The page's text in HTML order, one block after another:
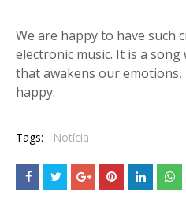
We are happy to have such
electronic music. It is a
that awakens our emotions,
happy.
Tags: Notícia